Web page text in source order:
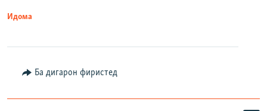
Идома
Ба дигарон фиристед